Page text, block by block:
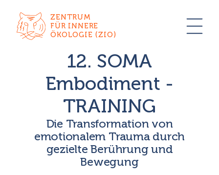
ZENTRUM
FÜR INNERE
ÖKOLOGIE (ZIO)
12. SOMA
Embodiment -
TRAINING
Die Transformation von
emotionalem Trauma durch
gezielte Berührung und
Bewegung